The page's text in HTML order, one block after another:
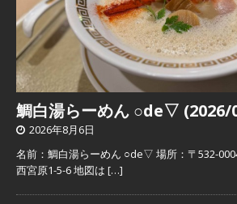
鯛白湯らーめん ○de▽ (2026/
2026年8月6日
名前：鯛白湯らーめん ○de▽ 場所：〒532-
西宮原1-5-6 地図は […]